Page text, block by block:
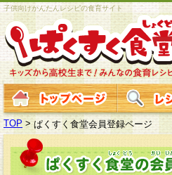
子供向けかんたんレシピの食育サイト
TOP > ぱくすく食堂会員登録ページ